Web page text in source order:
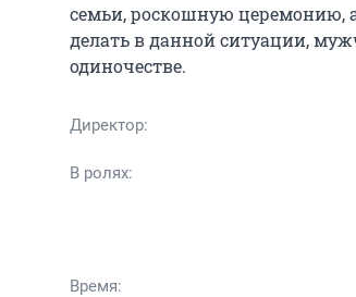
семьи, роскошную церемонию,
делать в данной ситуации,
одиночестве.
Директор:
В ролях:
Время: